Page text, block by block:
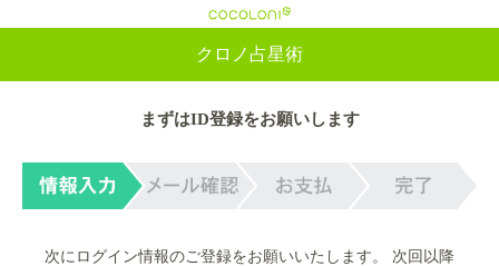
クロノ占星術
まずはID登録をお願いします
次にログイン情報のご登録をお願いいたします。 次回以降